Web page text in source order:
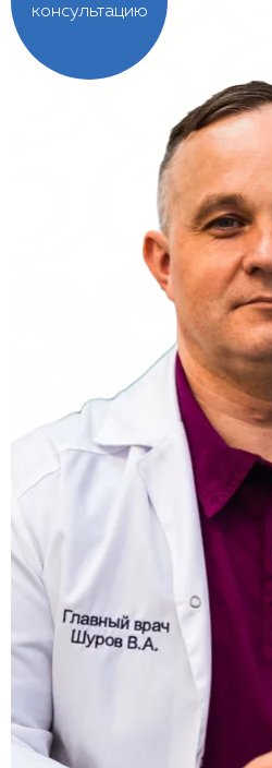
консультацию